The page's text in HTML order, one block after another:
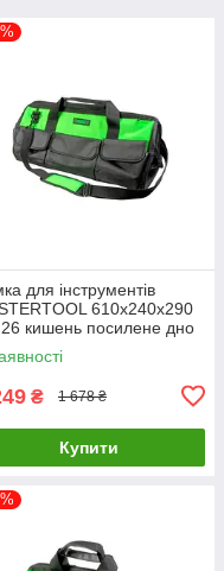
для інструментів
610х240х290
кишень посилене дно
ремінець 1680 DEN
LuxPrice
₴ 1 678 ₴
Купити